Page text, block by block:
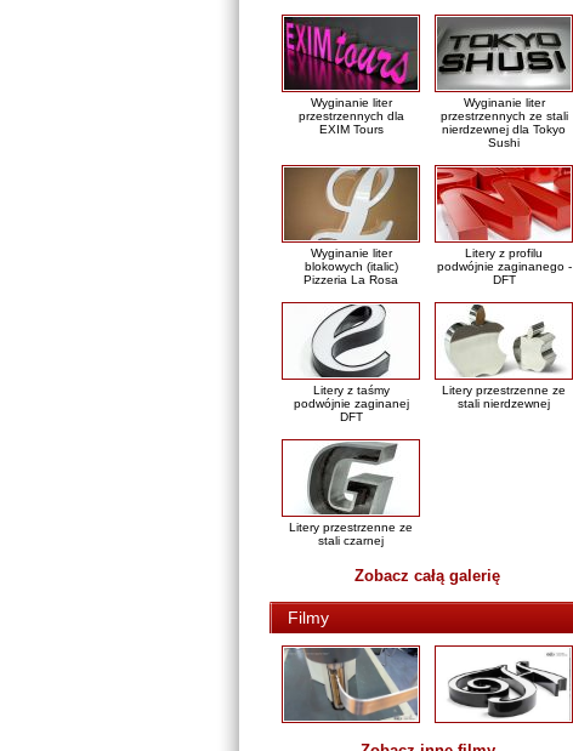
Wyginanie liter
przestrzennych dla
EXIM Tours
Wyginanie liter
przestrzennych ze stali
nierdzewnej dla Tokyo
Sushi
Wyginanie liter
blokowych (italic)
Pizzeria La Rosa
Litery z profilu
podwójnie zaginanego -
DFT
Litery z taśmy
podwójnie zaginanej
DFT
Litery przestrzenne ze
stali nierdzewnej
Litery przestrzenne ze
stali czarnej
Zobacz całą galerię
Filmy